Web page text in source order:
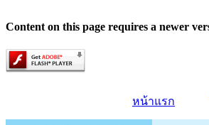
Content on this page requires a newer
หน้าแรก